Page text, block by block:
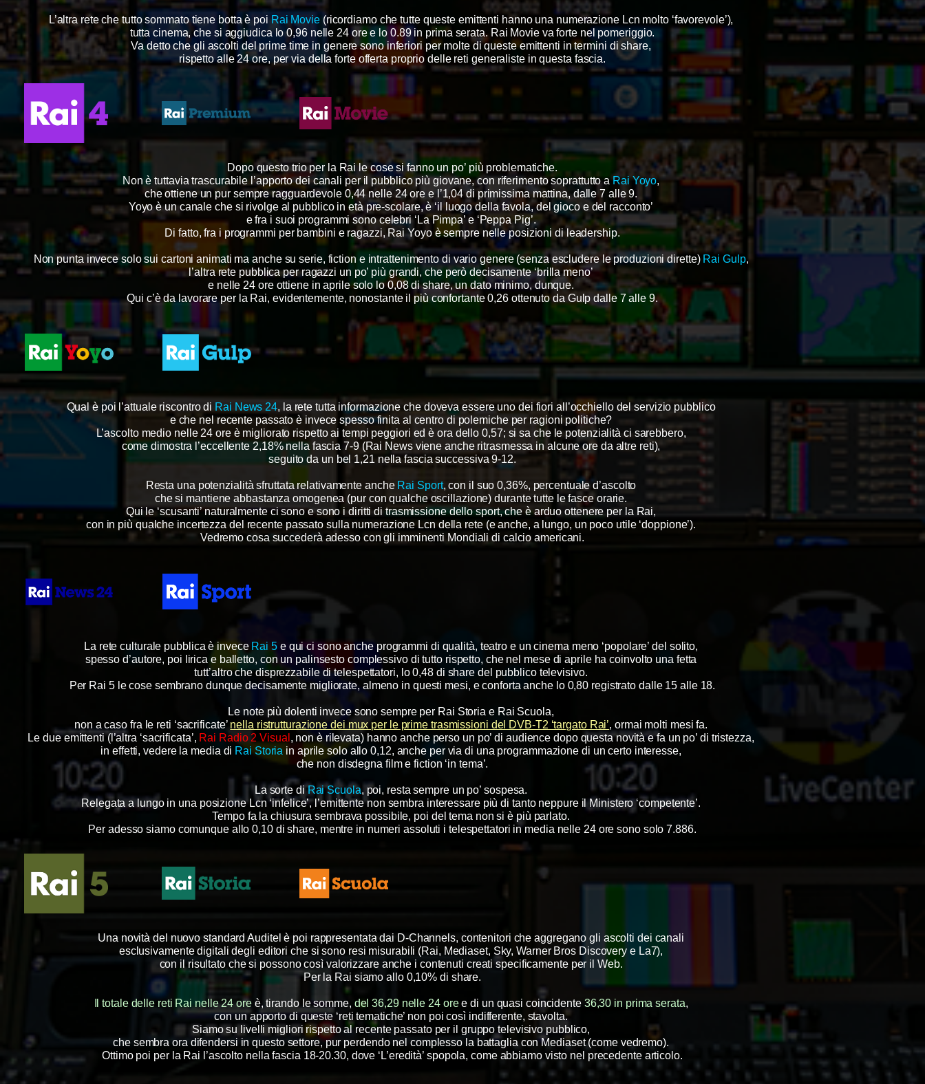
L’altra rete che tutto sommato tiene botta è poi Rai Movie(ricordiamo che tutte queste emittenti hanno una numerazione Lcn molto ‘favorevole’),
tutta cinema, che si aggiudica lo 0,96 nelle 24 ore e lo 0.89 in prima serata. Rai Movie va forte nel pomeriggio.
Va detto che gli ascolti del prime time in genere sono inferiori per molte di queste emittenti in termini di share,
rispetto alle 24 ore, per via della forte offerta proprio delle reti generaliste in questa fascia.
Dopo questo trio per la Rai le cose si fanno un po’ più problematiche.
Non è tuttavia trascurabile l’apporto dei canali per il pubblico più giovane, con riferimento soprattutto aRai Yoyo,
che ottiene un pur sempre ragguardevole 0,44 nelle 24 ore e l’1,04 di primissima mattina, dalle 7 alle 9.
Yoyo è un canale che si rivolge al pubblico in età pre-scolare, è ‘il luogo della favola, del gioco e del racconto’
e fra i suoi programmi sono celebri ‘La Pimpa’ e ‘Peppa Pig’.
Di fatto, fra i programmi per bambini e ragazzi, Rai Yoyo è sempre nelle posizioni di leadership.
Non punta invece solo sui cartoni animati ma anche su serie, fiction e intrattenimento di vario genere (senza escludere le produzioni dirette) Rai Gulp,
l’altra rete pubblica per ragazzi un po’ più grandi, che però decisamente ‘brilla meno’
e nelle 24 ore ottiene in aprile solo lo 0,08 di share, un dato minimo, dunque.
Qui c’è da lavorare per la Rai, evidentemente, nonostante il più confortante 0,26 ottenuto da Gulp dalle 7 alle 9.
Qual è poi l’attuale riscontro di Rai News 24, la rete tutta informazione che doveva essere uno dei fiori all’occhiello del servizio pubblico
e che nel recente passato è invece spesso finita al centro di polemiche per ragioni politiche?
L’ascolto medio nelle 24 ore è migliorato rispetto ai tempi peggiori ed è ora dello 0,57; si sa che le potenzialità ci sarebbero,
come dimostra l’eccellente 2,18% nella fascia 7-9 (Rai News viene anche ritrasmessa in alcune ore da altre reti),
seguito da un bel 1,21 nella fascia successiva 9-12.
Resta una potenzialità sfruttata relativamente anche Rai Sport, con il suo 0,36%, percentuale d’ascolto
che si mantiene abbastanza omogenea (pur con qualche oscillazione) durante tutte le fasce orarie.
Qui le ‘scusanti’ naturalmente ci sono e sono i diritti di trasmissione dello sport, che è arduo ottenere per la Rai,
con in più qualche incertezza del recente passato sulla numerazione Lcn della rete (e anche, a lungo, un poco utile ‘doppione’).
Vedremo cosa succederà adesso con gli imminenti Mondiali di calcio americani.
La rete culturale pubblica è invece Rai 5e qui ci sono anche programmi di qualità, teatro e un cinema meno ‘popolare’ del solito,
spesso d’autore, poi lirica e balletto, con un palinsesto complessivo di tutto rispetto, che nel mese di aprile ha coinvolto una fetta
tutt’altro che disprezzabile di telespettatori, lo 0,48 di share del pubblico televisivo.
Per Rai 5 le cose sembrano dunque decisamente migliorate, almeno in questi mesi, e conforta anche lo 0,80 registrato dalle 15 alle 18.
Le note più dolenti invece sono sempre per Rai Storia e Rai Scuola,
non a caso fra le reti ‘sacrificate’ nella ristrutturazione dei mux per le prime trasmissioni del DVB-T2 ‘targato Rai’, ormai molti mesi fa.
Le due emittenti (l’altra ‘sacrificata’, Rai Radio 2 Visual , non è rilevata) hanno anche perso un po’ di audience dopo questa novità e fa un po’ di tristezza,
in effetti, vedere la media di Rai Storia in aprile solo allo 0,12, anche per via di una programmazione di un certo interesse,
che non disdegna film e fiction ‘in tema’.
La sorte diRai Scuola, poi, resta sempre un po’ sospesa.
Relegata a lungo in una posizione Lcn ‘infelice’, l’emittente non sembra interessare più di tanto neppure il Ministero ‘competente’.
Tempo fa la chiusura sembrava possibile, poi del tema non si è più parlato.
Per adesso siamo comunque allo 0,10 di share, mentre in numeri assoluti i telespettatori in media nelle 24 ore sono solo 7.886.
Una novità del nuovo standard Auditel è poi rappresentata dai D-Channels, contenitori che aggregano gli ascolti dei canali
esclusivamentedigitali degli editori che si sono resi misurabili (Rai, Mediaset, Sky, Warner Bros Discovery e La7),
con il risultato che si possono così valorizzare anche i contenuti creati specificamente per il Web.
Per la Rai siamo allo 0,10% di share.
Il totale delle reti Rai nelle 24 ore è, tirando le somme, del 36,29 nelle 24 oree di un quasi coincidente36,30 in prima serata,
con un apporto di queste ‘reti tematiche’ non poi così indifferente, stavolta.
Siamo su livelli migliori rispetto al recente passato per il gruppo televisivo pubblico,
che sembra ora difendersi in questo settore, pur perdendo nel complesso la battaglia con Mediaset (come vedremo).
Ottimo poi per la Rai l’ascolto nella fascia 18-20.30, dove ‘L’eredità’ spopola, come abbiamo visto nel precedente articolo.